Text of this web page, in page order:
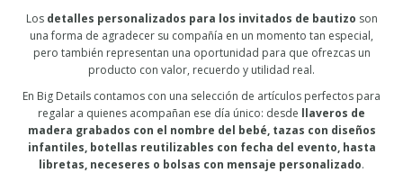
Los detalles personalizados para los invitados de bautizo son
una forma de agradecer su compañía en un momento tan especial,
pero también representan una oportunidad para que ofrezcas un
producto con valor, recuerdo y utilidad real.
En Big Details contamos con una selección de artículos perfectos para
regalar a quienes acompañan ese día único: desde llaveros de
madera grabados con el nombre del bebé, tazas con diseños
infantiles, botellas reutilizables con fecha del evento, hasta
libretas, neceseres o bolsas con mensaje personalizado.